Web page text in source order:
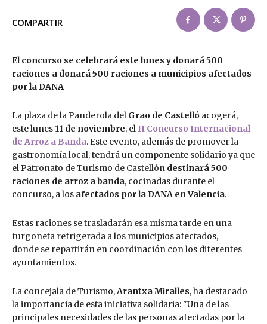
COMPARTIR
El concurso se celebrará este lunes y donará 500
raciones a donará 500 raciones a municipios afectados
por la DANA
La plaza de la Panderola del Grao de Castelló acogerá,
este lunes 11 de noviembre, elII Concurso Internacional
de Arroz a Banda. Este evento, además de promover la
gastronomía local, tendrá un componente solidario ya que
el Patronato de Turismo de Castellón destinará 500
raciones de arroz a banda, cocinadas durante el
concurso, a los afectados por la DANA en Valencia.
Estas raciones se trasladarán esa misma tarde en una
furgoneta refrigerada a los municipios afectados,
donde se repartirán en coordinación con los diferentes
ayuntamientos.
La concejala de Turismo,Arantxa Miralles, ha destacado
la importancia de esta iniciativa solidaria: "Una de las
principales necesidades de las personas afectadas por la